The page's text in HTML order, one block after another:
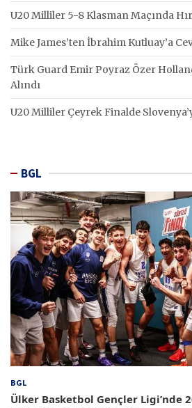
U20 Milliler 5-8 Klasman Maçında
Mike James’ten İbrahim Kutluay’a
Türk Guard Emir Poyraz Özer
Alındı
U20 Milliler Çeyrek Finalde
BGL
BGL
Ülker Basketbol Gençler Ligi’nde